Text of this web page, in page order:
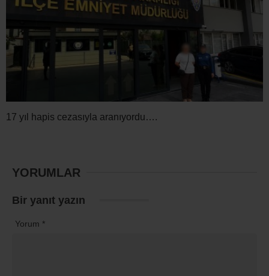
17 yıl hapis cezasıyla aranıyordu….
YORUMLAR
Bir yanıt yazın
Yorum *